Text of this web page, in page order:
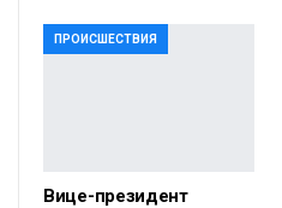
ПРОИСШЕСТВИЯ
Вице-президент